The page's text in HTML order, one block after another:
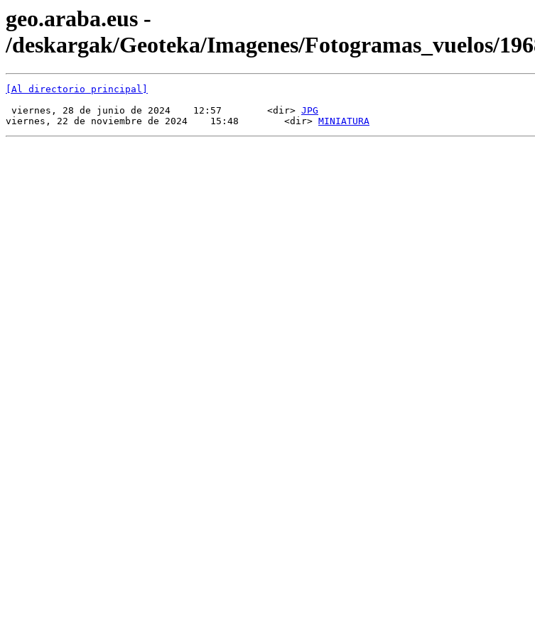
geo.araba.eus -
/deskargak/Geoteka/Imagenes/Fotogramas_vuelos/
[Al directorio principal]
viernes, 28 de junio de 2024    12:57        <dir> JPG
viernes, 22 de noviembre de 2024    15:48        <dir> MINIATURA